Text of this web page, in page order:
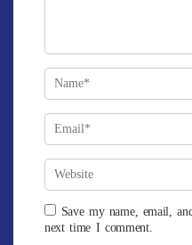
Save my name, email,
next time I comment.